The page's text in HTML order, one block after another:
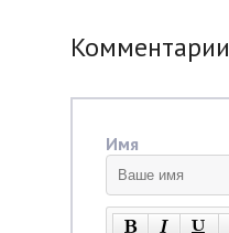
Комментарии
Имя